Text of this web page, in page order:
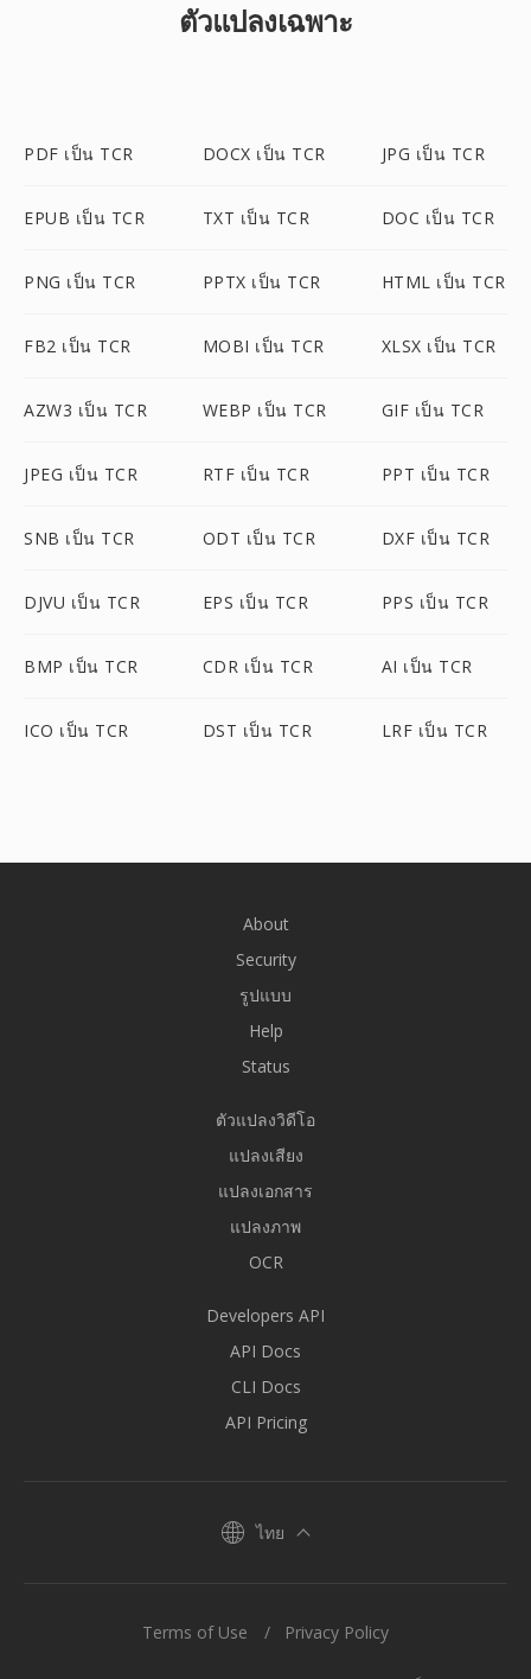
ตัวแปลงเฉพาะ
PDF เป็น TCR DOCX เป็น TCR JPG เป็น TCR
EPUB เป็น TCR TXT เป็น TCR DOC เป็น TCR
PNG เป็น TCR PPTX เป็น TCR HTML เป็น TCR
FB2 เป็น TCR MOBI เป็น TCR XLSX เป็น TCR
AZW3 เป็น TCR WEBP เป็น TCR GIF เป็น TCR
JPEG เป็น TCR RTF เป็น TCR PPT เป็น TCR
SNB เป็น TCR ODT เป็น TCR DXF เป็น TCR
DJVU เป็น TCR EPS เป็น TCR PPS เป็น TCR
BMP เป็น TCR CDR เป็น TCR AI เป็น TCR
ICO เป็น TCR DST เป็น TCR LRF เป็น TCR
About
Security
รูปแบบ
Help
Status
ตัวแปลงวิดีโอ
แปลงเสียง
แปลงเอกสาร
แปลงภาพ
OCR
Developers API
API Docs
CLI Docs
API Pricing
ไทย
Terms of Use Privacy Policy